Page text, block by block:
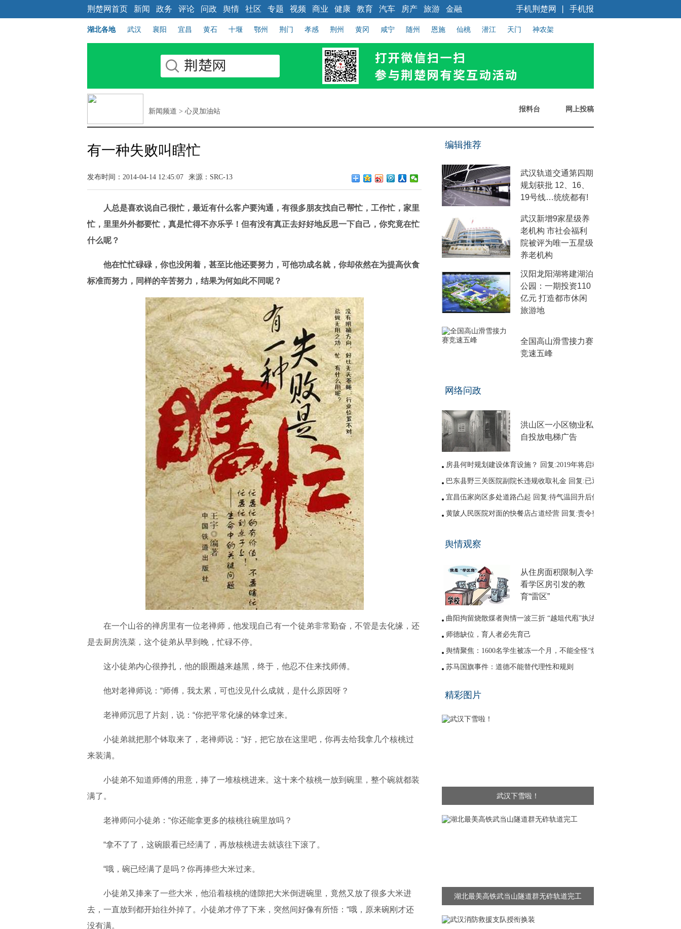
荆楚网首页 新闻 政务 评论 问政 舆情 社区 专题 视频 商业 健康 教育 汽车 房产 旅游 金融 手机报
手机荆楚网
湖北各地 武汉 襄阳 宜昌 黄石 十堰 鄂州 荆门 孝感 荆州 黄冈 咸宁 随州 恩施 仙桃 潜江 天门 神农架
新闻频道 > 心灵加油站 报料台 网上投稿
有一种失败叫瞎忙
发布时间：2014-04-14 12:45:07 来源： SRC-13
人总是喜欢说自己很忙，最近有什么客户要沟通，有很多朋友找自己帮忙，工作忙，家里
忙，里里外外都要忙，真是忙得不亦乐乎！但有没有真正去好好地反思一下自己，你究竟在忙
什么呢？
他在忙忙碌碌，你也没闲着，甚至比他还要努力，可他功成名就，你却依然在为提高伙食
标准而努力，同样的辛苦努力，结果为何如此不同呢？
在一个山谷的禅房里有一位老禅师，他发现自己有一个徒弟非常勤奋，不管是去化缘，还
是去厨房洗菜，这个徒弟从早到晚，忙碌不停。
这小徒弟内心很挣扎，他的眼圈越来越黑，终于，他忍不住来找师傅。
他对老禅师说：“师傅，我太累，可也没见什么成就，是什么原因呀？
老禅师沉思了片刻，说：“你把平常化缘的钵拿过来。
小徒弟就把那个钵取来了，老禅师说：“好，把它放在这里吧，你再去给我拿几个核桃过
来装满。
小徒弟不知道师傅的用意，捧了一堆核桃进来。这十来个核桃一放到碗里，整个碗就都装
满了。
老禅师问小徒弟：“你还能拿更多的核桃往碗里放吗？
“拿不了了，这碗眼看已经满了，再放核桃进去就该往下滚了。
“哦，碗已经满了是吗？你再捧些大米过来。
小徒弟又捧来了一些大米，他沿着核桃的缝隙把大米倒进碗里，竟然又放了很多大米进
去，一直放到都开始往外掉了。小徒弟才停了下来，突然间好像有所悟：“哦，原来碗刚才还
没有满。
编辑推荐
武汉轨道交通第四期
规划获批 12、16、
19号线…统统都有!
武汉新增9家星级养
老机构 市社会福利
院被评为唯一五星级
养老机构
汉阳龙阳湖将建湖泊
公园：一期投资110
亿元 打造都市休闲
旅游地
全国高山滑雪接力赛
竞速五峰
网络问政
洪山区一小区物业私
自投放电梯广告
房县何时规划建设体育设施？ 回复:2019年将启动
巴东县野三关医院副院长违规收取礼金 回复:已退回
宜昌伍家岗区多处道路凸起 回复:待气温回升后修补
黄陂人民医院对面的快餐店占道经营 回复:责令整改
网友建议调整鱼梁洲循环线路 回复:没有客流支撑
舆情观察
从住房面积限制入学
看学区房引发的教
育“雷区”
曲阳拘留烧散煤者舆情一波三折 “越俎代庖”执法引质疑
师德缺位，育人者必先育己
舆情聚焦：1600名学生被冻一个月，不能全怪“煤改气”
苏马国旗事件：道德不能替代理性和规则
精彩图片
武汉下雪啦！
湖北最美高铁武当山隧道群无砟轨道完工